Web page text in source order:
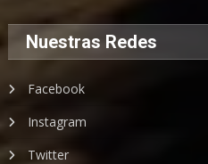
Nuestras Redes
Facebook
Instagram
Twitter